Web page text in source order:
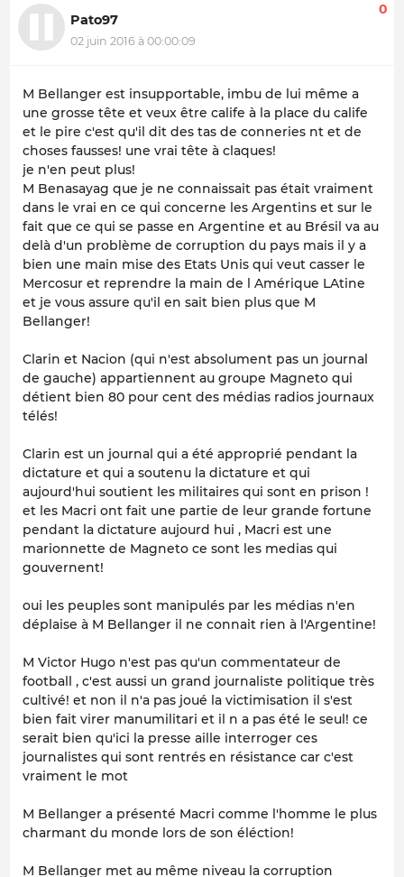
Pato97
02 juin 2016 à 00:00:09
0
M Bellanger est insupportable, imbu de lui même a
une grosse tête et veux être calife à la place du calife
et le pire c'est qu'il dit des tas de conneries nt et de
choses fausses! une vrai tête à claques!
je n'en peut plus!
M Benasayag que je ne connaissait pas était vraiment
dans le vrai en ce qui concerne les Argentins et sur le
fait que ce qui se passe en Argentine et au Brésil va au
delà d'un problème de corruption du pays mais il y a
bien une main mise des Etats Unis qui veut casser le
Mercosur et reprendre la main de l Amérique LAtine
et je vous assure qu'il en sait bien plus que M
Bellanger!
Clarin et Nacion (qui n'est absolument pas un journal
de gauche) appartiennent au groupe Magneto qui
détient bien 80 pour cent des médias radios journaux
télés!
Clarin est un journal qui a été approprié pendant la
dictature et qui a soutenu la dictature et qui
aujourd'hui soutient les militaires qui sont en prison !
et les Macri ont fait une partie de leur grande fortune
pendant la dictature aujourd hui , Macri est une
marionnette de Magneto ce sont les medias qui
gouvernent!
oui les peuples sont manipulés par les médias n'en
déplaise à M Bellanger il ne connait rien à l'Argentine!
M Victor Hugo n'est pas qu'un commentateur de
football , c'est aussi un grand journaliste politique très
cultivé! et non il n'a pas joué la victimisation il s'est
bien fait virer manumilitari et il n a pas été le seul! ce
serait bien qu'ici la presse aille interroger ces
journalistes qui sont rentrés en résistance car c'est
vraiment le mot
M Bellanger a présenté Macri comme l'homme le plus
charmant du monde lors de son éléction!
M Bellanger met au même niveau la corruption